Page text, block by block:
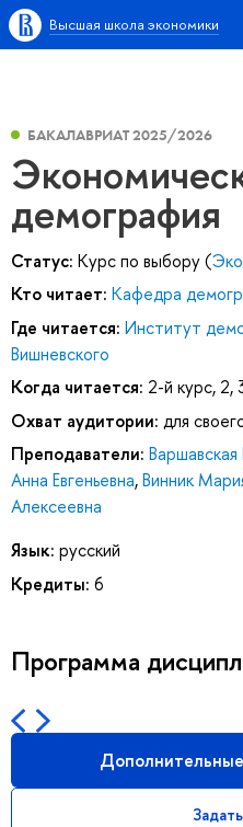
Высшая школа экономики
БАКАЛАВРИАТ 2025/2026
демография
Статус: Курс по выбору (
Кто читает: Кафедра
Где читается: Институт
Вишневского
Когда читается: 2-й курс, 2,
Охват аудитории: для
Преподаватели: Варшавская
Анна Евгеньевна,Винник
Алексеевна
Язык: русский
Кредиты: 6
Программа